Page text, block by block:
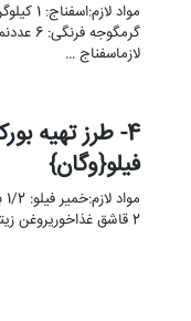
لازماسفناج …
4- طرز تهیه
فیلو{وگان}
2 قاشق غذاخوریروغن زیتون: 1 قاشق غذاخوری آویشن: 2 قاشق …